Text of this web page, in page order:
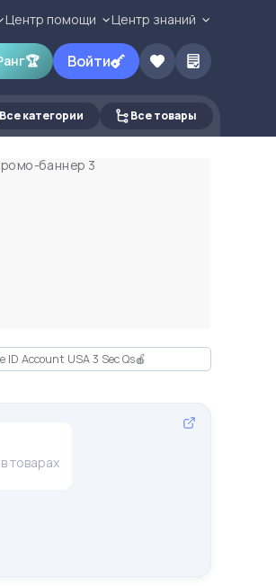
Центр помощи Центр знаний
🏆 Войти
Все категории Все товары
ID Account USA 3 Sec Qs🍎
товарах